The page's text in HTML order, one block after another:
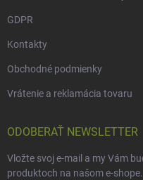
GDPR
Kontakty
Obchodné podmienky
Vrátenie a reklamácia tovaru
ODOBERAŤ NEWSLETTER
Vložte svoj e-mail a my Vám
produktoch na našom e-shope.